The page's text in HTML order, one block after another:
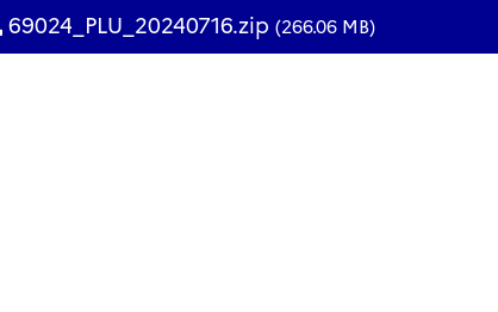
69024_PLU_20240716.zip (266.06 MB)